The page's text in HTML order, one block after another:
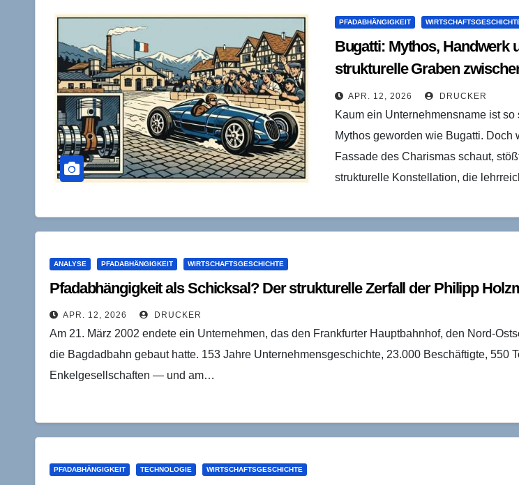
PFADABHÄNGIGKEIT
Bugatti: Mythos, Handwerk
strukturelle Graben
Markt
APR. 12, 2026 DRUCKER
Kaum ein Unternehmensname ist so
Mythos geworden wie Bugatti. Doch
Fassade des Charismas schaut,
strukturelle Konstellation, die
ANALYSE PFADABHÄNGIGKEIT WIRTSCHAFTSGESCHICHTE
Pfadabhängigkeit als Schicksal? Der strukturelle Zerfall der Philipp
APR. 12, 2026 DRUCKER
Am 21. März 2002 endete ein Unternehmen, das den Frankfurter Hauptbahnhof, den Nord-
die Bagdadbahn gebaut hatte. 153 Jahre Unternehmensgeschichte, 23.000 Beschäftigte, 550
Enkelgesellschaften — und am…
PFADABHÄNGIGKEIT TECHNOLOGIE WIRTSCHAFTSGESCHICHTE